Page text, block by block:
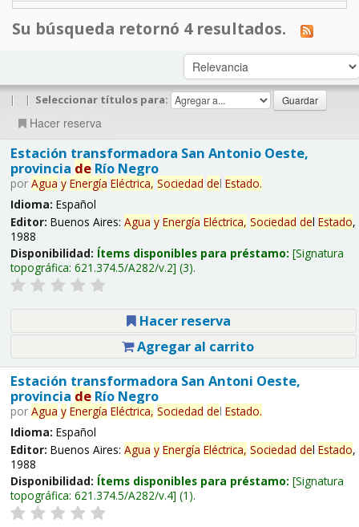
Su búsqueda retornó 4 resultados.
| | Seleccionar títulos para:
Hacer reserva
Estación transformadora San Antonio Oeste,
provincia deRío Negro
por Agua y Energía Eléctrica, Sociedad del Estado.
Idioma: Español
Editor: Buenos Aires: Agua y Energía Eléctrica, Sociedad del Estado,
1988
Disponibilidad: Ítems disponibles para préstamo: Signatura
topográfica: 621.374.5/A282/v.2 (3).
Hacer reserva
Agregar al carrito
Estación transformadora San Antoni Oeste,
provincia deRío Negro
por Agua y Energía Eléctrica, Sociedad del Estado.
Idioma: Español
Editor: Buenos Aires: Agua y Energía Eléctrica, Sociedad del Estado,
1988
Disponibilidad: Ítems disponibles para préstamo: Signatura
topográfica: 621.374.5/A282/v.4 (1).